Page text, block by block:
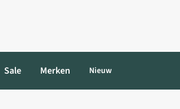
Sale Merken Nieuw